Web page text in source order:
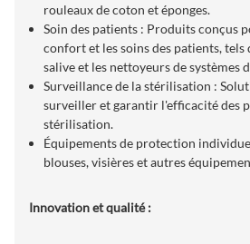
rouleaux de coton et éponges.
Soin des patients : Produits conçus
confort et les soins des patients, tels
salive et les nettoyeurs de systèmes
Surveillance de la stérilisation :
surveiller et garantir l'efficacité des
stérilisation.
Équipements de protection
blouses, visières et autres
Innovation et qualité :